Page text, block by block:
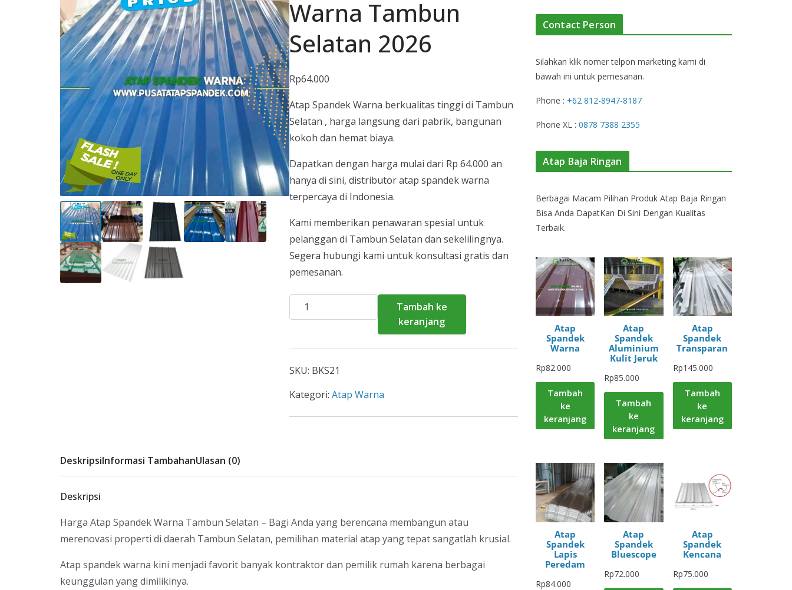
Warna Tambun
Selatan 2026
Rp64.000
Atap Spandek Warna berkualitas tinggi di Tambun
Selatan , harga langsung dari pabrik, bangunan
kokoh dan hemat biaya.
Dapatkan dengan harga mulai dari Rp 64.000 an
hanya di sini, distributor atap spandek warna
terpercaya di Indonesia.
Kami memberikan penawaran spesial untuk
pelanggan di Tambun Selatan dan sekelilingnya.
Segera hubungi kami untuk konsultasi gratis dan
pemesanan.
Kuantitas
Harga
Tambun
Selatan
Tambah ke
keranjang
SKU: BKS21
Kategori: Atap Warna
DeskripsiInformasi TambahanUlasan (0)
Deskripsi
Harga Atap Spandek Warna Tambun Selatan – Bagi Anda yang berencana membangun atau
merenovasi properti di daerah Tambun Selatan, pemilihan material atap yang tepat sangatlah krusial.
Atap spandek warna kini menjadi favorit banyak kontraktor dan pemilik rumah karena berbagai
keunggulan yang dimilikinya.
Contact Person
Silahkan klik nomer telpon marketing kami di
bawah ini untuk pemesanan.
Phone : +62 812-8947-8187
Phone XL : 0878 7388 2355
Atap Baja Ringan
Berbagai Macam Pilihan Produk Atap Baja Ringan
Bisa Anda DapatKan Di Sini Dengan Kualitas
Terbaik.
Atap
Spandek
Warna
Rp82.000
Tambah
ke
keranjang
Atap
Spandek
Aluminium
Kulit Jeruk
Rp85.000
Tambah
ke
keranjang
Atap
Spandek
Transparan
Rp145.000
Tambah
ke
keranjang
Atap
Spandek
Lapis
Peredam
Rp84.000
Atap
Spandek
Bluescope
Rp72.000
Atap
Spandek
Kencana
Rp75.000